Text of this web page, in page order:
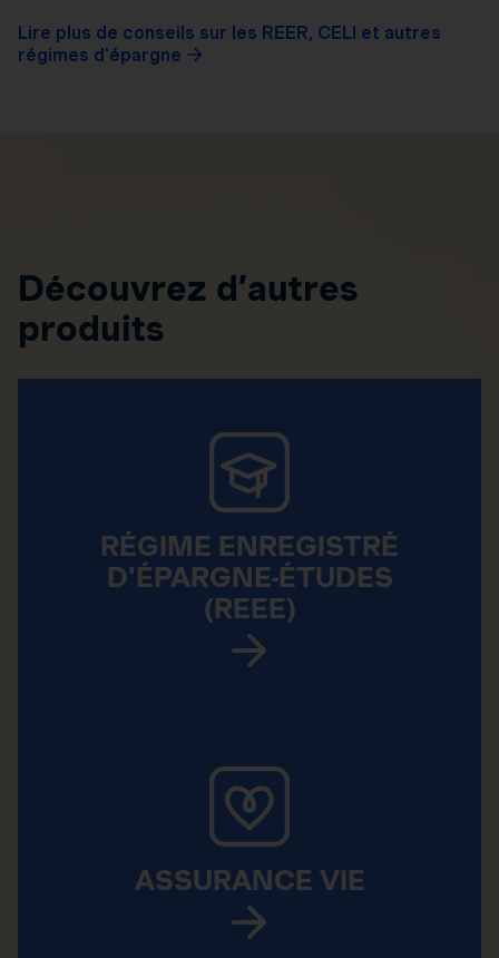
Lire plus de conseils sur les REER, CELI et autres
régimes d'épargne
Découvrez d’autres
produits
RÉGIME ENREGISTRÉ
D'ÉPARGNE-ÉTUDES
(REEE)
ASSURANCE VIE